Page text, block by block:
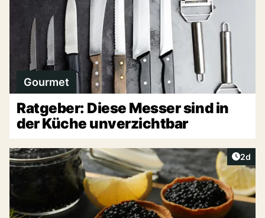
Gourmet
Ratgeber: Diese Messer sind in
der Küche unverzichtbar
2d